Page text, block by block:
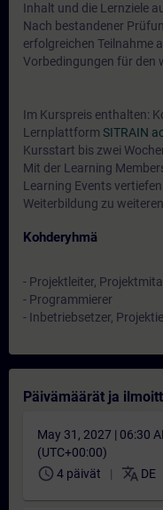
Inhalt und die Lernziele
Nach bestandener
erfolgreichen Teilnahme
Vorbedingungen für den
Im Kurspreis enthalten:
Lernplattform SITRAIN
Kursstart bis zwei
Mit der Learning
Learning Events
Weiterbildung zu
Kohderyhmä
- Projektleiter,
- Programmierer
- Inbetriebsetzer,
Päivämäärät ja
May 31, 2027 | 06:30
(UTC+00:00)
schedule 4 päivät translate DE